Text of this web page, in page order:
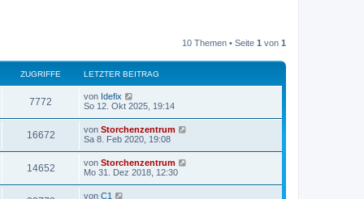
10 Themen • Seite 1 von 1
ZUGRIFFE LETZTER BEITRAG
7772 von Idefix
So 12. Okt 2025, 19:14
16672 von Storchenzentrum
Sa 8. Feb 2020, 19:08
14652 von Storchenzentrum
Mo 31. Dez 2018, 12:30
von C1